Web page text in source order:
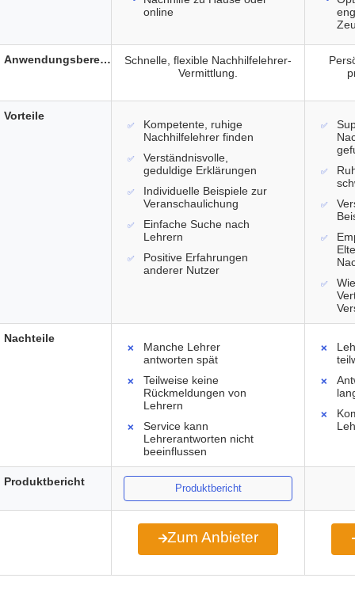
online
Schnelle, flexible Nachhilfelehrer-
Vermittlung.
Kompetente, ruhige
Nachhilfelehrer finden
Verständnisvolle,
geduldige Erklärungen
Individuelle Beispiele zur
Veranschaulichung
Einfache Suche nach
Lehrern
Positive Erfahrungen
anderer Nutzer
Manche Lehrer
antworten spät
Teilweise keine
Rückmeldungen von
Lehrern
Service kann
Lehrerantworten nicht
beeinflussen
Produktbericht
Zum Anbieter
Anwendungsbereich
Vorteile
Nachteile
Produktbericht